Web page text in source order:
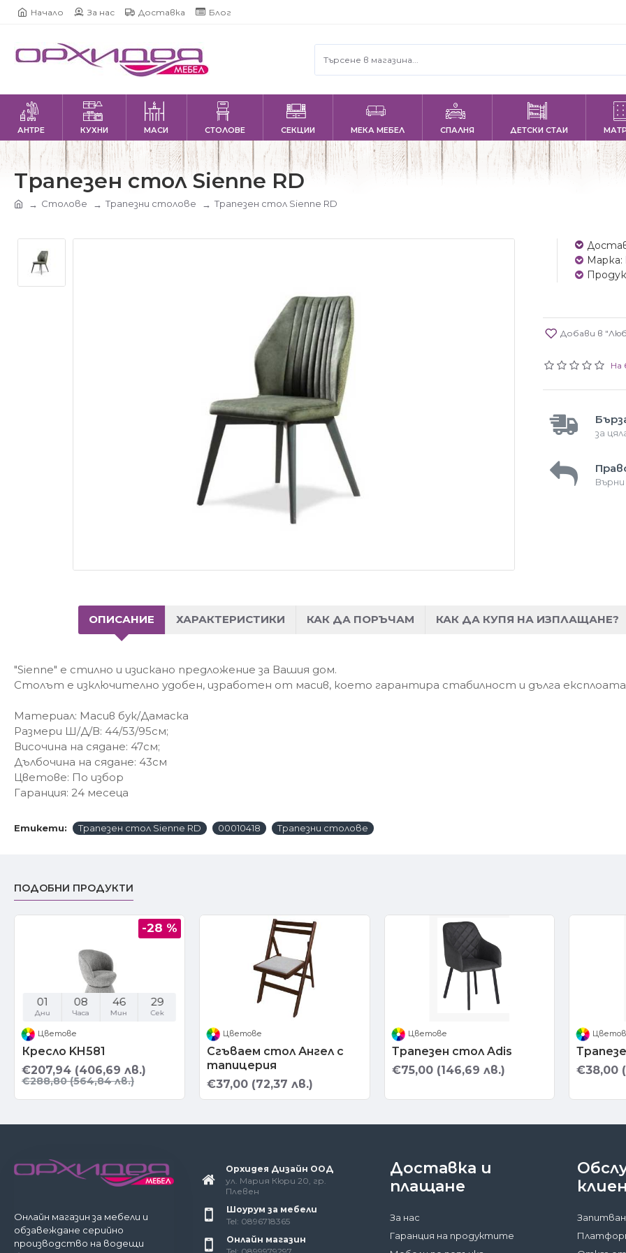
Начало За нас Доставка Блог
АНТРЕ КУХНИ МАСИ СТОЛОВЕ СЕКЦИИ МЕКА МЕБЕЛ СПАЛНЯ ДЕТСКИ СТАИ
Столове Трапезни столове Трапезен стол Sienne RD
Трапезен стол Sienne RD
На
Марка:
Добави в
за
ОПИСАНИЕ ХАРАКТЕРИСТИКИ КАК ДА ПОРЪЧАМ КАК ДА КУПЯ НА ИЗПЛАЩАНЕ?
"Sienne" е стилно и изискано предложение за Вашия дом.
Столът е изключително удобен, изработен от масив, което гарантира стабилност и дълга
Материал: Масив бук/Дамаска
Размери Ш/Д/В: 44/53/95см;
Височина на сядане: 47см;
Дълбочина на сядане: 43см
Цветове: По избор
Гаранция: 24 месеца
Етикети: Трапезен стол Sienne RD 00010418 Трапезни столове
ПОДОБНИ ПРОДУКТИ
-28 %
01
Дни
08
Часа
46
Мин
28
Сек
Цветове
Кресло KH581
€207,94 (406,69 лв.)
€288,80 (564,84 лв.)
Цветове
Сгъваем стол Ангел с
тапицерия
€37,00 (72,37 лв.)
Цветове
Трапезен стол Adis
€75,00 (146,69 лв.)
€38,00
Онлайн магазин за мебели и
обзавеждане серийно
производство на водещи
Орхидея Дизайн ООД
ул. Мария Кюри 20, гр.
Плевен
Шоурум за мебели
Tel: 0896718365
Онлайн магазин
Доставка и
плащане
За нас
Гаранция на продуктите